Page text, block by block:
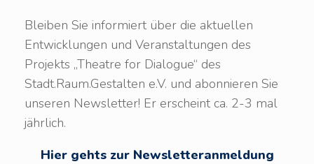
Bleiben Sie informiert über die aktuellen
Entwicklungen und Veranstaltungen des
Projekts „Theatre for Dialogue“ des
Stadt.Raum.Gestalten e.V. und abonnieren Sie
unseren Newsletter! Er erscheint ca. 2-3 mal
jährlich.
Hier gehts zur Newsletteranmeldung